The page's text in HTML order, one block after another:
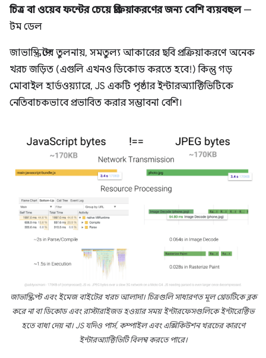
চিত্র বা ওয়েব ফন্টের চেয়ে প্রক্রিয়াকরণের জন্য বেশি ব্যয়বহুল—
টম ডেল
জাভাস্ক্রিপ্টের তুলনায়, সমতুল্য আকারের ছবি প্রক্রিয়াকরণে অনেক
খরচ জড়িত (এগুলি এখনও ডিকোড করতে হবে!) কিন্তু গড়
মোবাইল হার্ডওয়্যারে, JS একটি পৃষ্ঠার ইন্টারঅ্যাক্টিভিটিকে
নেতিবাচকভাবে প্রভাবিত করার সম্ভাবনা বেশি।
জাভাস্ক্রিপ্ট এবং ইমেজ বাইটের খরচ আলাদা। চিত্রগুলি সাধারণত মূল থ্রেডটিকে ব্লক
করে না বা ডিকোড এবং রাস্টারাইজড হওয়ার সময় ইন্টারফেসগুলিকে ইন্টারেক্টিভ
হতে বাধা দেয় না। JS যদিও পার্স, কম্পাইল এবং এক্সিকিউশন খরচের কারণে
ইন্টারঅ্যাক্টিভিটি বিলম্ব করতে পারে।